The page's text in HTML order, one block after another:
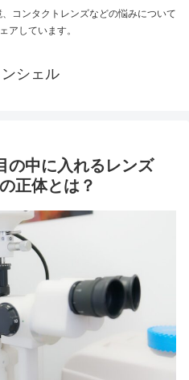
コンタクトレンズなどの悩みについて
アしています。
シェル
の中に入れるレンズ
正体とは？